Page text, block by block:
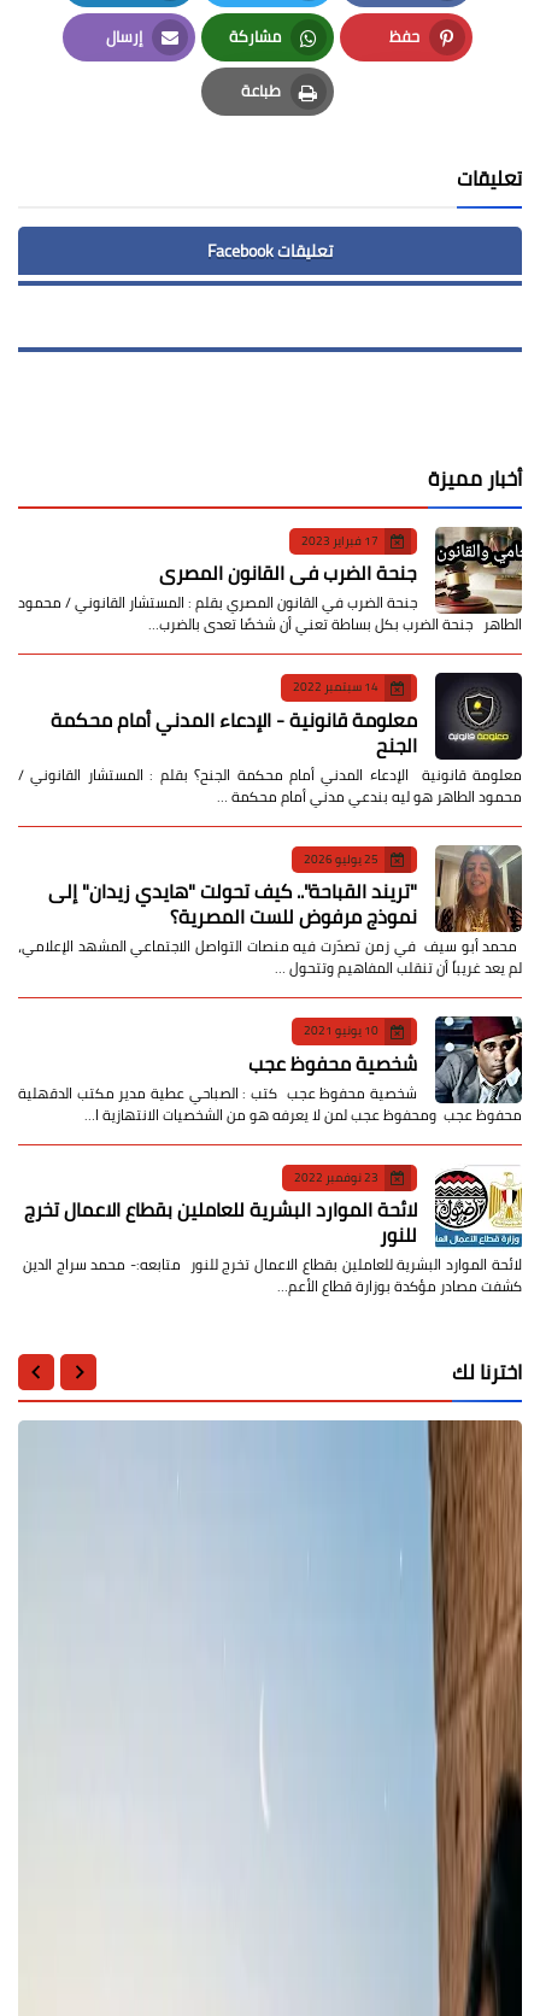
Facebook
Twitter
LinkedIn
حفظ
Pinterest
مشاركة
Whatsapp
إرسال
Email
طباعة
Print
تعليقات
تعليقات Facebook
أخبار مميزة
17 فبراير 2023
جنحة الضرب في القانون المصري
جنحة الضرب في القانون المصري بقلم : المستشار القانوني / محمود
الطاهر جنحة الضرب بكل بساطة تعني أن شخصًا تعدى بالضرب…
14 سبتمبر 2022
معلومة قانونية - الإدعاء المدني أمام محكمة
الجنح
معلومة قانونية الإدعاء المدني أمام محكمة الجنح؟ بقلم : المستشار القانوني /
محمود الطاهر هو ليه بندعي مدني أمام محكمة …
25 يوليو 2026
​"تريند القباحة".. كيف تحولت "هايدي زيدان" إلى
نموذج مرفوض للست المصرية؟
​ محمد أبو سيف ​في زمن تصدّرت فيه منصات التواصل الاجتماعي المشهد الإعلامي،
لم يعد غريباً أن تنقلب المفاهيم وتتحول …
10 يونيو 2021
شخصية محفوظ عجب
شخصية محفوظ عجب كتب : الصباحي عطية مدير مكتب الدقهلية
محفوظ عجب ومحفوظ عجب لمن لا يعرفه هو من الشخصيات الانتهازية ا…
23 نوفمبر 2022
لائحة الموارد البشرية للعاملين بقطاع الاعمال تخرج
للنور
لائحة الموارد البشرية للعاملين بقطاع الاعمال تخرج للنور متابعه:- محمد سراج الدين
كشفت مصادر مؤكدة بوزارة قطاع الأعم…
اخترنا لك